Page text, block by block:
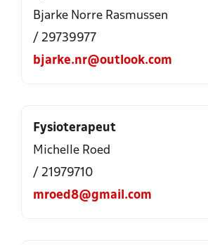
Bjarke Norre Rasmussen
/ 29739977
bjarke.nr@outlook.com
Fysioterapeut
Michelle Roed
/ 21979710
mroed8@gmail.com